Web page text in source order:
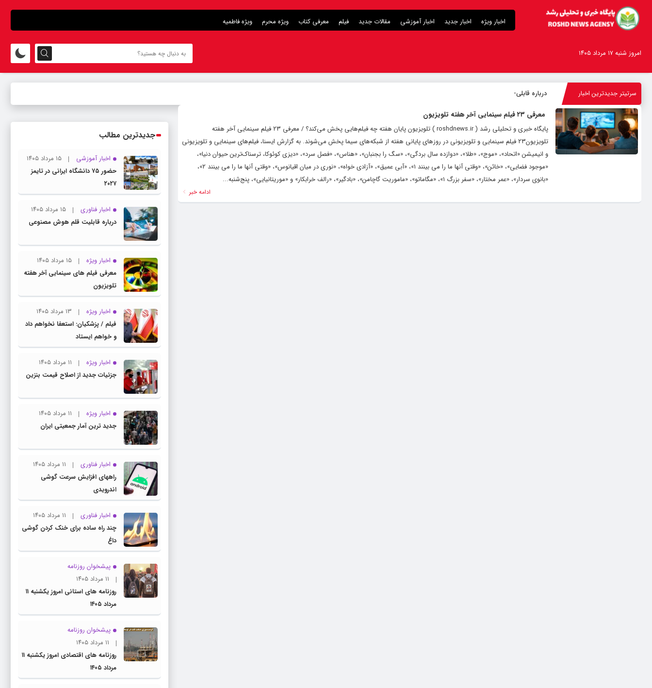
اخبار ویژه اخبار جدید اخبار آموزشی مقالات جدید فیلم معرفی کتاب ویژه محرم ویژه فاطمیه
امروز شنبه ۱۷ مرداد ۱۴۰۵
سرتیتر جدیدترین اخبار درباره قابلیت قلم هوش
معرفی ۲۳ فیلم سینمایی آخر هفته تلویزیون
پایگاه خبری و تحلیلی رشد ( roshdnews.ir ) تلویزیون پایان هفته چه فیلم‌هایی پخش می‌کند؟ / معرفی ۲۳ فیلم سینمایی آخر هفته
تلویزیون۲۳ فیلم سینمایی و تلویزیونی در روزهای پایانی هفته از شبکه‌های سیما پخش می‌شوند. به گزارش ایسنا، فیلم‌های سینمایی و تلویزیونی
و انیمیشن «اتحاد»، «موج»، «طلا»، «دوازده سال بردگی»، «سگ را بجنبان»، «هناس»، «فصل سرد»، «دیزی کوئوکا، ترسناک‌ترین حیوان دنیا»،
«موجود فضایی»، «خائن»، «وقتی آنها ما را می بینند ۱»، «آبی عمیق»، «آزادی خواه»، «نوری در میان اقیانوس»، «وقتی آنها ما را می بینند ۲»،
«بانوی سردار»، «عمر مختار»، «سفر بزرگ ۱»، «مگاماتو»، «ماموریت گاچامن»، «بادگیر»، «رالف خرابکار» و «موریتانیایی»، پنج‌شنبه...
ادامه خبر
جدیدترین مطالب
اخبار آموزشی
۱۵ مرداد ۱۴۰۵
حضور ۷۵ دانشگاه ایرانی در تایمز
۲۰۲۷
اخبار فناوری
۱۵ مرداد ۱۴۰۵
درباره قابلیت قلم هوش مصنوعی
اخبار ویژه
۱۵ مرداد ۱۴۰۵
معرفی فیلم های سینمایی آخر هفته
تلویزیون
اخبار ویژه
۱۳ مرداد ۱۴۰۵
فیلم / پزشکیان: استعفا نخواهم داد
و خواهم ایستاد
اخبار ویژه
۱۱ مرداد ۱۴۰۵
جزئیات جدید از اصلاح قیمت بنزین
اخبار ویژه
۱۱ مرداد ۱۴۰۵
جدید ترین آمار جمعیتی ایران
اخبار فناوری
۱۱ مرداد ۱۴۰۵
راههای افزایش سرعت گوشی
اندرویدی
اخبار فناوری
۱۱ مرداد ۱۴۰۵
چند راه‌ ساده برای خنک کردن گوشی
داغ
پیشخوان روزنامه
۱۱ مرداد ۱۴۰۵
روزنامه های استانی امروز یکشنبه ۱۱
مرداد ۱۴۰۵
پیشخوان روزنامه
۱۱ مرداد ۱۴۰۵
روزنامه های اقتصادی امروز یکشنبه ۱۱
مرداد ۱۴۰۵